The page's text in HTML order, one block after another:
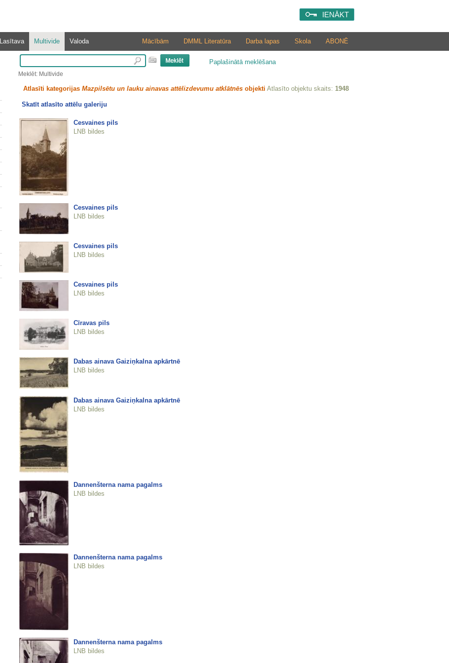
IENĀKT
Lasītava Multivide Valoda ABONĒ
Skola
Darba lapas
DMML Literatūra
Mācībām
Paplašinātā meklēšana
Meklēt: Multivide
Atlasīti kategorijas Mazpilsētu un lauku ainavas attēlizdevumu atklātnēsobjekti Atlasīto objektu skaits: 1948
Skatīt atlasīto attēlu galeriju
Cesvaines pils
LNB bildes
Cesvaines pils
LNB bildes
Cesvaines pils
LNB bildes
Cesvaines pils
LNB bildes
Cīravas pils
LNB bildes
Dabas ainava Gaiziņkalna apkārtnē
LNB bildes
Dabas ainava Gaiziņkalna apkārtnē
LNB bildes
Dannenšterna nama pagalms
LNB bildes
Dannenšterna nama pagalms
LNB bildes
Dannenšterna nama pagalms
LNB bildes